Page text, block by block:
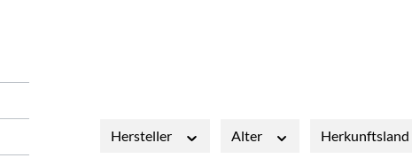
Hersteller Alter Herkunftsland